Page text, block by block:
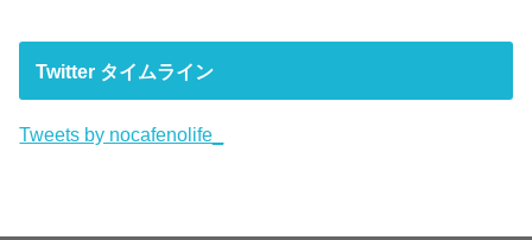
Twitter タイムライン
Tweets by nocafenolife_